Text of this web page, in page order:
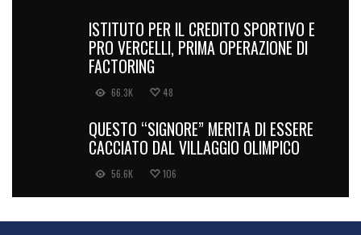
ISTITUTO PER IL CREDITO SPORTIVO E
PRO VERCELLI, PRIMA OPERAZIONE DI
FACTORING
66.3K 48
QUESTO “SIGNORE” MERITA DI ESSERE
CACCIATO DAL VILLAGGIO OLIMPICO
56.6K 106